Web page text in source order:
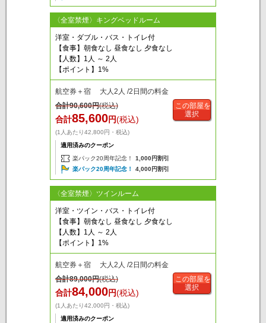
〈全室禁煙〉キングベッドルーム
洋室・ダブル・バス・トイレ付
【食事】朝食なし 昼食なし 夕食なし
【人数】1人 ～ 2人
【ポイント】1%
航空券＋宿 大人2人 /2日間の料金
合計90,600円(税込)
合計85,600円(税込)
(1人あたり42,800円・税込)
適用済みのクーポン
楽パック20周年記念！
1,000円割引
楽パック20周年記念！
4,000円割引
この部屋を
選択
〈全室禁煙〉ツインルーム
洋室・ツイン・バス・トイレ付
【食事】朝食なし 昼食なし 夕食なし
【人数】1人 ～ 2人
【ポイント】1%
航空券＋宿 大人2人 /2日間の料金
合計89,000円(税込)
合計84,000円(税込)
(1人あたり42,000円・税込)
適用済みのクーポン
この部屋を
選択